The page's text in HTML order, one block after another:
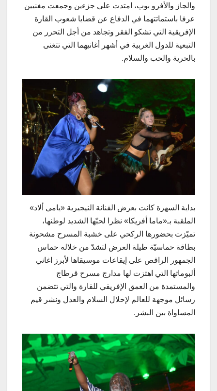
والجاز والأفرو بوب، امتدت على جزءين وجمعت مغنيين
عرفا باستماتتهما في الدفاع عن قضايا شعوب القارة
الإفريقية التي تشكو الفقر وتجاهد من أجل التحرر من
التبعية للدول الغربية في أشهر أغانيهما التي تتغنى
بالحرية والحب والسلام.
بداية السهرة كانت بعرض الفنانة النيجيرية «يامي ألاد»
الملقبة بـ«ماما أفريكا» نظرا لحبّها الشديد لوطنها،
تميّزت بحضورها الركحي على خشبة المسرح مشحونة
بطاقة حماسيّة طيلة العرض لتشدّ من خلاله حماس
الجمهور الراقص على إيقاعات موسيقاها لأبرز اغاني
ألبوماتها التي اهتزت لها مدارج مسرح قرطاج
والمستمدة من العمق الإفريقي للقارة والتي تتضمن
رسائل موجهة للعالم لإحلال السلام والعدل ونشر قيم
المساواة بين البشر.